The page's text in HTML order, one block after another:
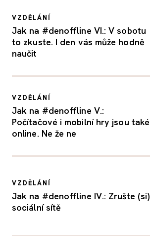
VZDĚLÁNÍ
Jak na #denoffline VI.: V sobotu
to zkuste. I den vás může hodně
naučit
VZDĚLÁNÍ
Jak na #denoffline V.:
Počítačové i mobilní hry jsou také
online. Ne že ne
VZDĚLÁNÍ
Jak na #denoffline IV.: Zrušte (si)
sociální sítě